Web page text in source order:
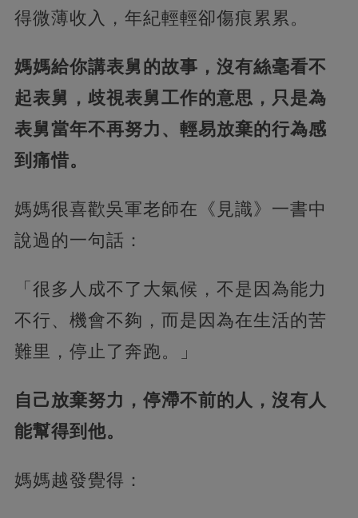
得微薄收入，年紀輕輕卻傷痕累累。
媽媽給你講表舅的故事，沒有絲毫看不
起表舅，歧視表舅工作的意思，只是為
表舅當年不再努力、輕易放棄的行為感
到痛惜。
媽媽很喜歡吳軍老師在《見識》一書中
說過的一句話：
「很多人成不了大氣候，不是因為能力
不行、機會不夠，而是因為在生活的苦
難里，停止了奔跑。」
自己放棄努力，停滯不前的人，沒有人
能幫得到他。
媽媽越發覺得：